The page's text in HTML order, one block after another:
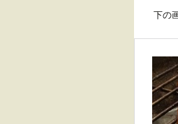
下の